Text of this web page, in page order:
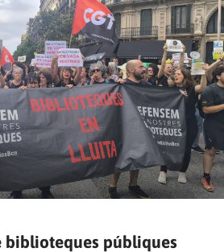
biblioteques públiques